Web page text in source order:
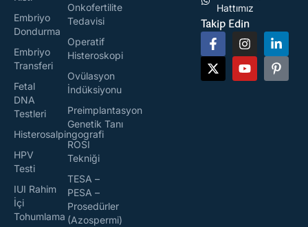
Embriyo
Dondurma
Embriyo
Transferi
Fetal
DNA
Testleri
Histerosalpingografi
HPV
Testi
IUI Rahim
İçi
Tohumlama
Onkofertilite
Tedavisi
Operatif
Histeroskopi
Ovülasyon
İndüksiyonu
Preimplantasyon
Genetik Tanı
ROSI
Tekniği
TESA –
PESA –
Prosedürler
(Azospermi)
Hattımız
Takip Edin